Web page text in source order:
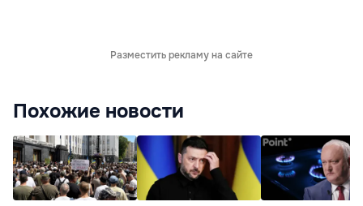
Разместить рекламу на сайте
Похожие новости